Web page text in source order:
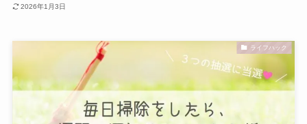
2026年1月3日
ライフハック